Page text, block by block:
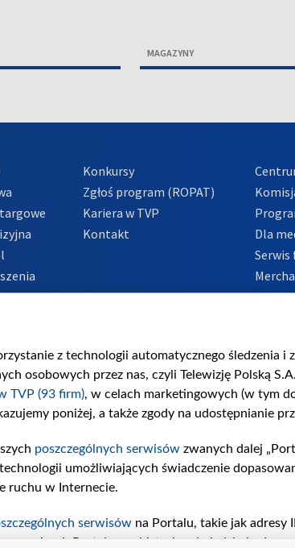
MAGAZYNY
Konkursy
Zgłoś program (ROPAT)
Kariera w TVP
Kontakt
Dla
z technologii automatycznego śledzenia
osobowych przez nas, czyli Telewizję Polską
TVP (93 firm), w celach marketingowych (w tym
poniżej, a także zgody na udostępnianie
poszczególnych serwisów zwanych dalej
umożliwiających świadczenie
ruchu w Internecie.
serwisów na Portalu, takie jak adresy
Portalu czy historia odwiedzin będą